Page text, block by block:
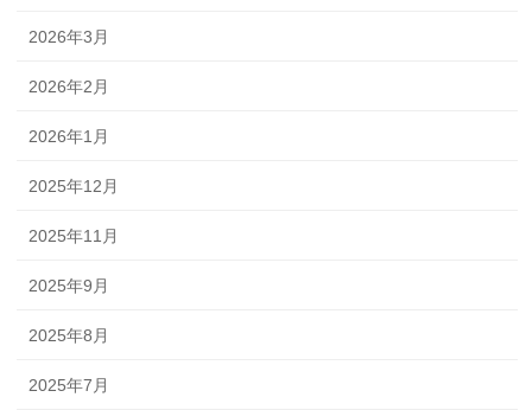
2026年3月
2026年2月
2026年1月
2025年12月
2025年11月
2025年9月
2025年8月
2025年7月